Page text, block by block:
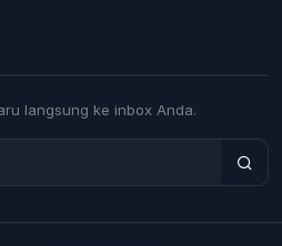
langsung ke inbox Anda.